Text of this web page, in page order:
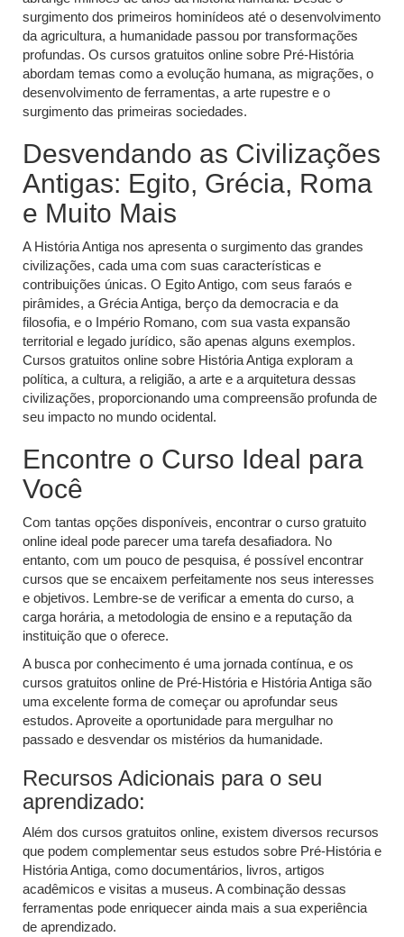
surgimento dos primeiros hominídeos até o desenvolvimento
da agricultura, a humanidade passou por transformações
profundas. Os cursos gratuitos online sobre Pré-História
abordam temas como a evolução humana, as migrações, o
desenvolvimento de ferramentas, a arte rupestre e o
surgimento das primeiras sociedades.
Desvendando as Civilizações
Antigas: Egito, Grécia, Roma
e Muito Mais
A História Antiga nos apresenta o surgimento das grandes
civilizações, cada uma com suas características e
contribuições únicas. O Egito Antigo, com seus faraós e
pirâmides, a Grécia Antiga, berço da democracia e da
filosofia, e o Império Romano, com sua vasta expansão
territorial e legado jurídico, são apenas alguns exemplos.
Cursos gratuitos online sobre História Antiga exploram a
política, a cultura, a religião, a arte e a arquitetura dessas
civilizações, proporcionando uma compreensão profunda de
seu impacto no mundo ocidental.
Encontre o Curso Ideal para
Você
Com tantas opções disponíveis, encontrar o curso gratuito
online ideal pode parecer uma tarefa desafiadora. No
entanto, com um pouco de pesquisa, é possível encontrar
cursos que se encaixem perfeitamente nos seus interesses
e objetivos. Lembre-se de verificar a ementa do curso, a
carga horária, a metodologia de ensino e a reputação da
instituição que o oferece.
A busca por conhecimento é uma jornada contínua, e os
cursos gratuitos online de Pré-História e História Antiga são
uma excelente forma de começar ou aprofundar seus
estudos. Aproveite a oportunidade para mergulhar no
passado e desvendar os mistérios da humanidade.
Recursos Adicionais para o seu
aprendizado:
Além dos cursos gratuitos online, existem diversos recursos
que podem complementar seus estudos sobre Pré-História e
História Antiga, como documentários, livros, artigos
acadêmicos e visitas a museus. A combinação dessas
ferramentas pode enriquecer ainda mais a sua experiência
de aprendizado.